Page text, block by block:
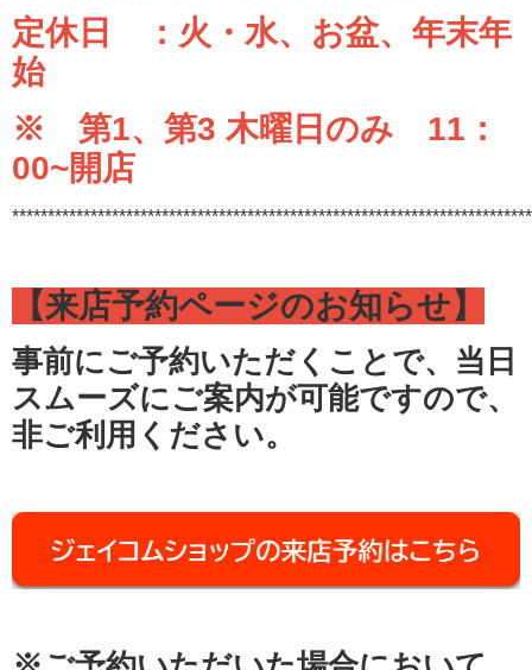
定休日 ：火・水、お盆、年末年
始
※ 第1、第3 木曜日のみ 11：
00~開店
【来店予約ページのお知らせ】
事前にご予約いただくことで、当日
スムーズにご案内が可能ですので、
非ご利用ください。